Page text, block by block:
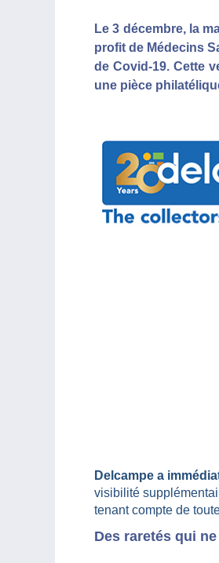
Le 3 décembre, la
profit de Médecins
de Covid-19. Cette
une pièce
Delcampe a
visibilité
tenant compte de
Des raretés qui